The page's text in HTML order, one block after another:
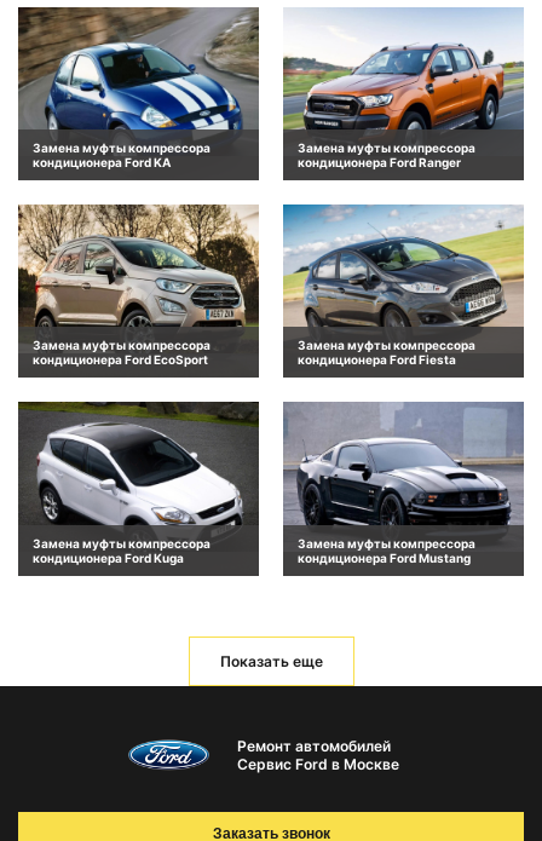
Замена муфты компрессора
кондиционера Ford KA
Замена муфты компрессора
кондиционера Ford Ranger
Замена муфты компрессора
кондиционера Ford EcoSport
Замена муфты компрессора
кондиционера Ford Fiesta
Замена муфты компрессора
кондиционера Ford Kuga
Замена муфты компрессора
кондиционера Ford Mustang
Показать еще
Ремонт автомобилей
Сервис Ford в Москве
Заказать звонок